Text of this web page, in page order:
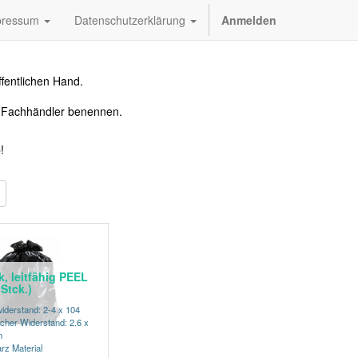
Datenschutzerklärung Anmelden
Hand.
benennen.
leitfähig PEEL
2-4 x 104
Widerstand: 2.6 x
Material